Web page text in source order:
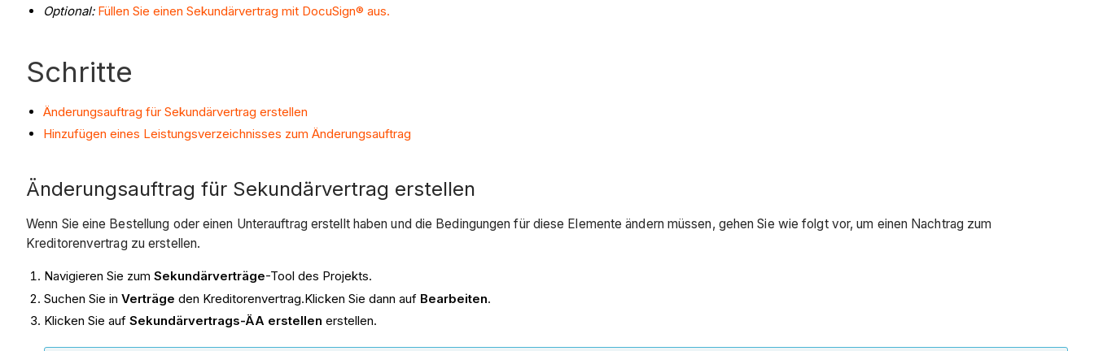
Optional: Füllen Sie einen Sekundärvertrag mit DocuSign® aus.
Schritte
Änderungsauftrag für Sekundärvertrag erstellen
Hinzufügen eines Leistungsverzeichnisses zum Änderungsauftrag
Änderungsauftrag für Sekundärvertrag erstellen
Wenn Sie eine Bestellung oder einen Unterauftrag erstellt haben und die Bedingungen für diese Elemente ändern müssen, gehen Sie wie folgt vor, um einen Nachtrag zum
Kreditorenvertrag zu erstellen.
Navigieren Sie zumSekundärverträge-Tool des Projekts.
Suchen Sie inVerträge den Kreditorenvertrag.Klicken Sie dann auf Bearbeiten.
Klicken Sie aufSekundärvertrags-ÄA erstellen erstellen.